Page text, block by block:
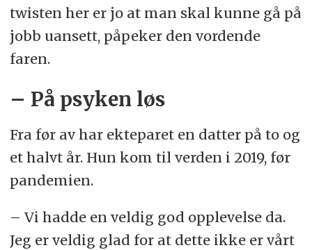
twisten her er jo at man skal kunne gå på
jobb uansett, påpeker den vordende
faren.
– På psyken løs
Fra før av har ekteparet en datter på to og
et halvt år. Hun kom til verden i 2019, før
pandemien.
– Vi hadde en veldig god opplevelse da.
Jeg er veldig glad for at dette ikke er vårt